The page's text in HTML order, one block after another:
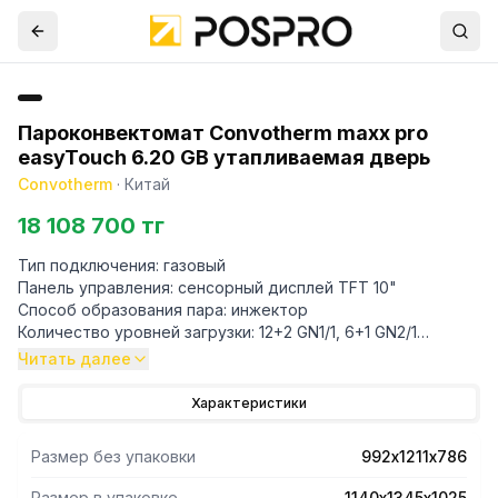
Пароконвектомат Convotherm maxx pro
easyTouch 6.20 GB утапливаемая дверь
Convotherm · Китай
18 108 700 тг
Тип подключения: газовый
Панель управления: сенсорный дисплей TFT 10"
Способ образования пара: инжектор
Количество уровней загрузки: 12+2 GN1/1, 6+1 GN2/1
Интервал между уровнями: 67 мм
Количество программ приготовления: 399 до 20 шагов в
Встроенный душ
Система очистки: автоматическая ConvoClean+
Читать далее
Характеристики
Размер без упаковки 992х1211х786